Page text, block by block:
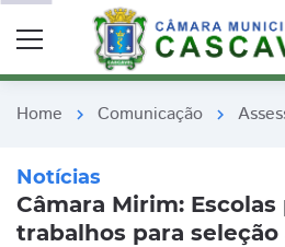
Home chevron_right Comunicação chevron_right
Notícias
Câmara Mirim:
trabalhos para